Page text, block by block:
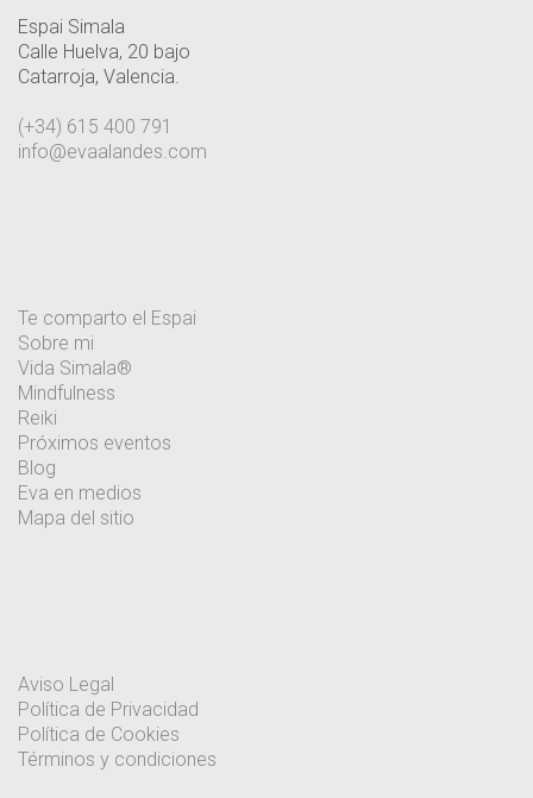
Espai Simala
Calle Huelva, 20 bajo
Catarroja, Valencia.
(+34) 615 400 791
info@evaalandes.com
Te comparto el Espai
Sobre mi
Vida Simala®
Mindfulness
Reiki
Próximos eventos
Blog
Eva en medios
Mapa del sitio
Aviso Legal
Política de Privacidad
Política de Cookies
Términos y condiciones